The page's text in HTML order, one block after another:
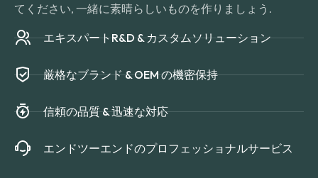
てください, 一緒に素晴らしいものを作りましょう.
エキスパートR&D & カスタムソリューション
厳格なブランド & OEM の機密保持
信頼の品質 & 迅速な対応
エンドツーエンドのプロフェッショナルサービス